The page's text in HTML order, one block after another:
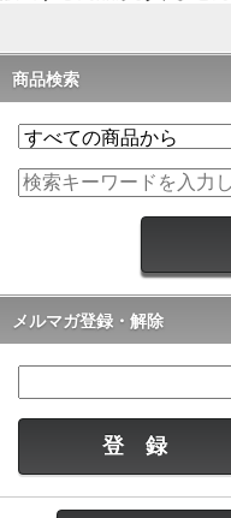
商品検索
メルマガ登録・解除